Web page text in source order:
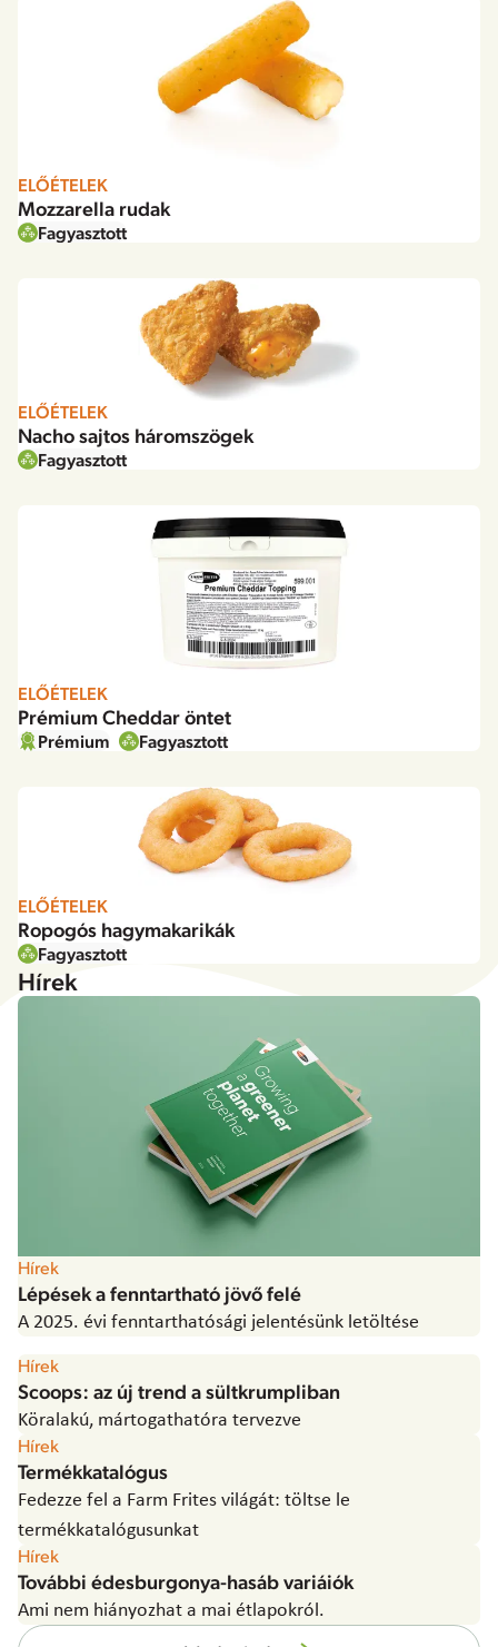
ELŐÉTELEK
Mozzarella rudak
Fagyasztott
ELŐÉTELEK
Nacho sajtos háromszögek
Fagyasztott
ELŐÉTELEK
Prémium Cheddar öntet
Prémium Fagyasztott
ELŐÉTELEK
Ropogós hagymakarikák
Fagyasztott
Hírek
Hírek
Lépések a fenntartható jövő felé
A 2025. évi fenntarthatósági jelentésünk letöltése
Hírek
Scoops: az új trend a sültkrumpliban
Köralakú, mártogathatóra tervezve
Hírek
Termékkatalógus
Fedezze fel a Farm Frites világát: töltse le
termékkatalógusunkat
Hírek
További édesburgonya-hasáb variáiók
Ami nem hiányozhat a mai étlapokról.